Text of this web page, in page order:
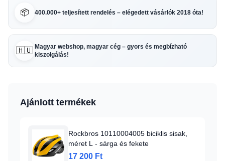
📦 400.000+ teljesített rendelés – elégedett vásárlók 2018 óta!
🇭🇺 Magyar webshop, magyar cég – gyors és megbízható
kiszolgálás!
Ajánlott termékek
Rockbros 10110004005 biciklis sisak,
méret L - sárga és fekete
17 200 Ft